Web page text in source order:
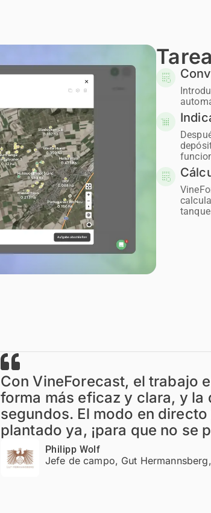
Con VineForecast, el trabajo
forma más eficaz y clara, y
segundos. El modo en
plantado ya, ¡para que no se
Philipp Wolf
Jefe de campo, Gut